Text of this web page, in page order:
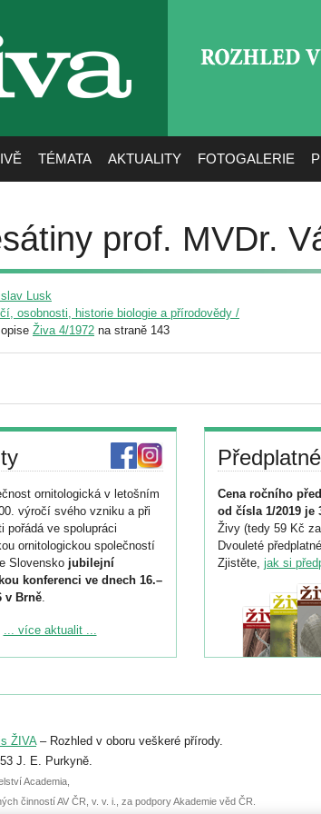
TÉMATA AKTUALITY FOTOGALERIE
prof. MVDr.
Lusk
osobnosti, historie biologie a přírodovědy /
Živa 4/1972 na straně 143
ornitologická v letošním
výročí svého vzniku a při
pořádá ve spolupráci
ornitologickou společností
Slovensko jubilejní
konferenci ve dnech 16.–
v Brně.
informace ke konferenci
můžete do 6. září.
přednášky nebo
30. června.
... více aktualit ...
Cena ročního
od čísla 1/2019 je
Živy (tedy 59 Kč
Dvouleté
Zjistěte, jak si
ŽIVA– Rozhled v oboru veškeré přírody.
J. E. Purkyně.
Academia,
činností AV ČR, v. v. i., za podpory Akademie věd ČR.